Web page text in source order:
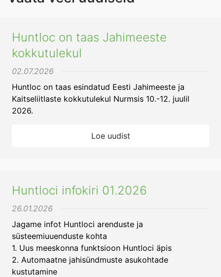
Huntloc on taas Jahimeeste
kokkutulekul
02.07.2026
Huntloc on taas esindatud Eesti Jahimeeste ja
Kaitseliitlaste kokkutulekul Nurmsis 10.-12. juulil
2026.
Loe uudist
Huntloci infokiri 01.2026
26.01.2026
Jagame infot Huntloci arenduste ja
süsteemiuuenduste kohta
1. Uus meeskonna funktsioon Huntloci äpis
2. Automaatne jahisündmuste asukohtade
kustutamine